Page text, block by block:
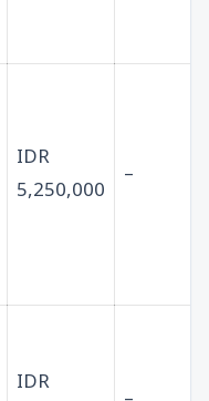
IDR
5,250,000
–
IDR